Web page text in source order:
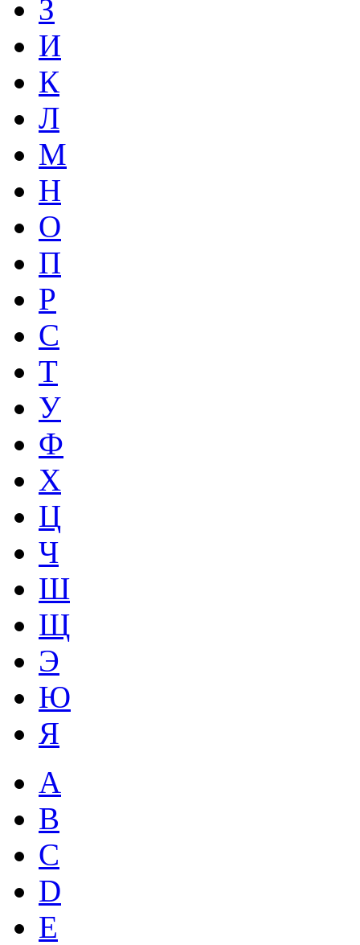
З
И
К
Л
М
Н
О
П
Р
С
Т
У
Ф
Х
Ц
Ч
Ш
Щ
Э
Ю
Я
A
B
C
D
E